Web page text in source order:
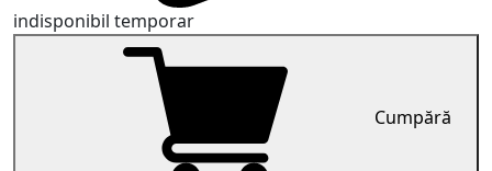
indisponibil temporar
Cumpără